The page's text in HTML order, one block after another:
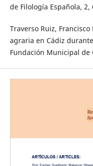
de Filología Española, 2,
Traverso Ruiz,
agraria en Cádiz
Fundación Municipal de